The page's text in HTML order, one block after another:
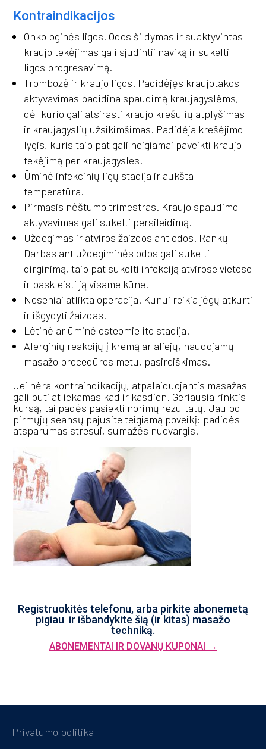
Kontraindikacijos
Onkologinės ligos. Odos šildymas ir suaktyvintas
kraujo tekėjimas gali sjudintii naviką ir sukelti
ligos progresavimą.
Trombozė ir kraujo ligos. Padidėjęs kraujotakos
aktyvavimas padidina spaudimą kraujagyslėms,
dėl kurio gali atsirasti kraujo krešulių atplyšimas
ir kraujagyslių užsikimšimas. Padidėja krešėjimo
lygis, kuris taip pat gali neigiamai paveikti kraujo
tekėjimą per kraujagysles.
Ūminė infekcinių ligų stadija ir aukšta
temperatūra.
Pirmasis nėštumo trimestras. Kraujo spaudimo
aktyvavimas gali sukelti persileidimą.
Uždegimas ir atviros žaizdos ant odos. Rankų
Darbas ant uždegiminės odos gali sukelti
dirginimą, taip pat sukelti infekciją atvirose vietose
ir paskleisti ją visame kūne.
Neseniai atlikta operacija. Kūnui reikia jėgų atkurti
ir išgydyti žaizdas.
Lėtinė ar ūminė osteomielito stadija.
Alerginių reakcijų į kremą ar aliejų, naudojamų
masažo procedūros metu, pasireiškimas.
Jei nėra kontraindikacijų, atpalaiduojantis masažas
gali būti atliekamas kad ir kasdien. Geriausia rinktis
kursą, tai padės pasiekti norimų rezultatų. Jau po
pirmųjų seansų pajusite teigiamą poveikį: padidės
atsparumas stresui, sumažės nuovargis.
Registruokitės telefonu, arba pirkite abonemetą
pigiau ir išbandykite šią (ir kitas) masažo
techniką.
ABONEMENTAI IR DOVANŲ KUPONAI →
Privatumo politika